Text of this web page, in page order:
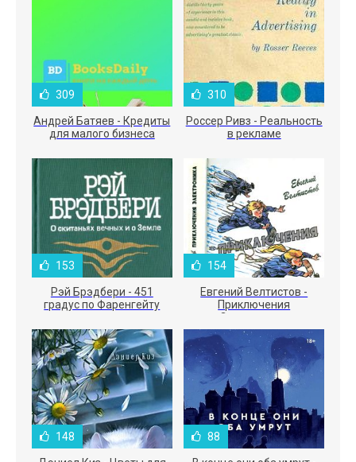
309
Андрей Батяев - Кредиты
для малого бизнеса
310
Россер Ривз - Реальность
в рекламе
153
Рэй Брэдбери - 451
градус по Фаренгейту
154
Евгений Велтистов -
Приключения
Электроника
148 88